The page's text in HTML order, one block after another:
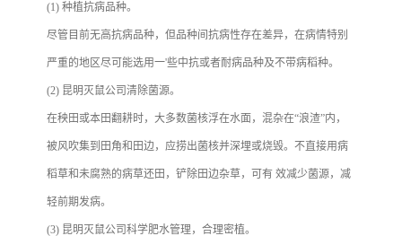
(1) 种植抗病品种。
尽管目前无高抗病品种，但品种间抗病性存在差异，在病情特别
严重的地区尽可能选用一'些中抗或者耐病品种及不带病稻种。
(2) 昆明灭鼠公司清除菌源。
在秧田或本田翻耕时，大多数菌核浮在水面，混杂在“浪渣”内，
被风吹集到田角和田边，应捞出菌核并深埋或烧毁。不直接用病
稻草和未腐熟的病草还田，铲除田边杂草，可有 效减少菌源，减
轻前期发病。
(3) 昆明灭鼠公司科学肥水管理，合理密植。